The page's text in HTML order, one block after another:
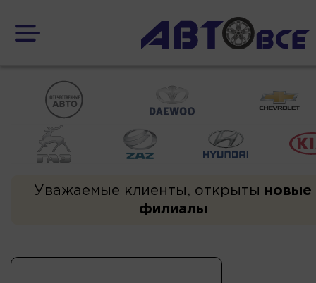
Уважаемые клиенты, открыты новые
филиалы